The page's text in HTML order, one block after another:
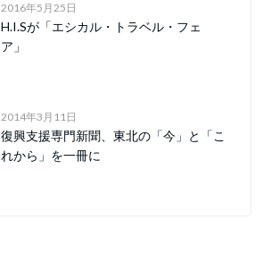
2016年5月25日
H.I.Sが「エシカル・トラベル・フェ
ア」
2014年3月11日
復興支援専門新聞、東北の「今」と「こ
れから」を一冊に